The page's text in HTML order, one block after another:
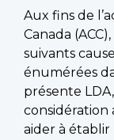
Aux fins de
Canada
suivants
énumérées
présente
considération
aider à établir